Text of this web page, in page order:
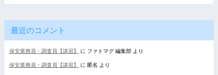
最近のコメント
保安業務員・調査員【講習】 に ファトマグ 編集部より
保安業務員・調査員【講習】 に 匿名 より